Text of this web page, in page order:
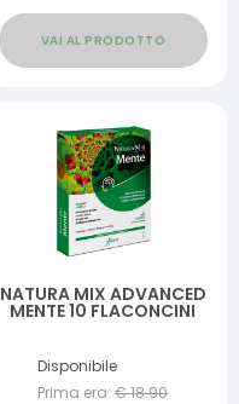
VAI AL PRODOTTO
NATURA MIX ADVANCED
MENTE 10 FLACONCINI
Disponibile
Prima era: €18.90